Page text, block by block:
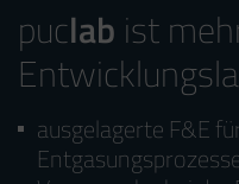
puclab ist
ausgelagerte F&E